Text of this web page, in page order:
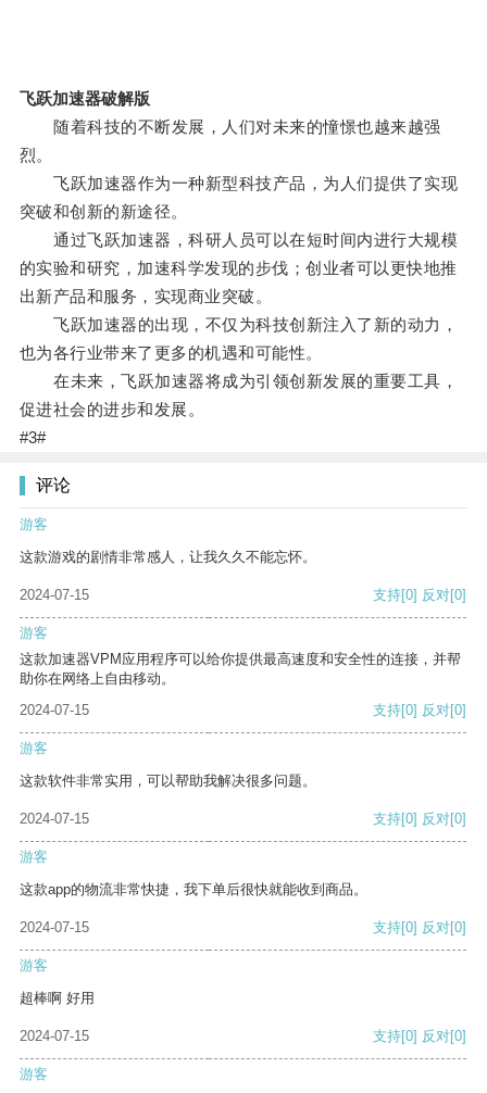
飞跃加速器破解版
随着科技的不断发展，人们对未来的憧憬也越来越强
烈。
飞跃加速器作为一种新型科技产品，为人们提供了实现
突破和创新的新途径。
通过飞跃加速器，科研人员可以在短时间内进行大规模
的实验和研究，加速科学发现的步伐；创业者可以更快地推
出新产品和服务，实现商业突破。
飞跃加速器的出现，不仅为科技创新注入了新的动力，
也为各行业带来了更多的机遇和可能性。
在未来，飞跃加速器将成为引领创新发展的重要工具，
促进社会的进步和发展。
#3#
评论
游客
这款游戏的剧情非常感人，让我久久不能忘怀。
2024-07-15 支持[0] 反对[0]
游客
这款加速器VPM应用程序可以给你提供最高速度和安全性的连接，并帮
助你在网络上自由移动。
2024-07-15
支持[0] 反对[0]
游客
这款软件非常实用，可以帮助我解决很多问题。
2024-07-15 支持[0] 反对[0]
游客
这款app的物流非常快捷，我下单后很快就能收到商品。
2024-07-15 支持[0] 反对[0]
游客
超棒啊 好用
2024-07-15 支持[0] 反对[0]
游客